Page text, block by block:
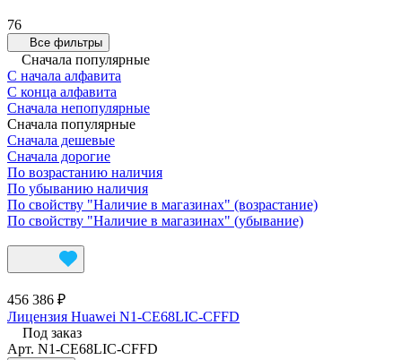
76
Все фильтры
Сначала популярные
С начала алфавита
С конца алфавита
Сначала непопулярные
Сначала популярные
Сначала дешевые
Сначала дорогие
По возрастанию наличия
По убыванию наличия
По свойству "Наличие в магазинах" (возрастание)
По свойству "Наличие в магазинах" (убывание)
456 386 ₽
Лицензия Huawei N1-CE68LIC-CFFD
Под заказ
Арт. N1-CE68LIC-CFFD